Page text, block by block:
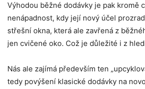
Výhodou běžné dodávky je pak kromě
nenápadnost, kdy její nový účel
střešní okna, která ale zavřená z
jen cvičené oko. Což je důležité i z
Nás ale zajímá především ten
tedy povýšení klasické dodávky na